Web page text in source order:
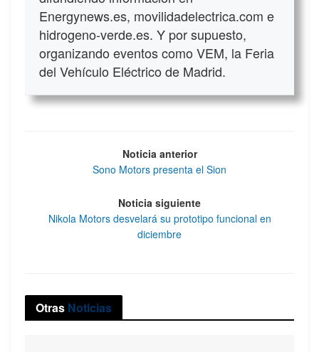
Energynews.es, movilidadelectrica.com e
hidrogeno-verde.es. Y por supuesto,
organizando eventos como VEM, la Feria
del Vehículo Eléctrico de Madrid.
Noticia anterior
Sono Motors presenta el Sion
Noticia siguiente
Nikola Motors desvelará su prototipo funcional en
diciembre
Otras Noticias